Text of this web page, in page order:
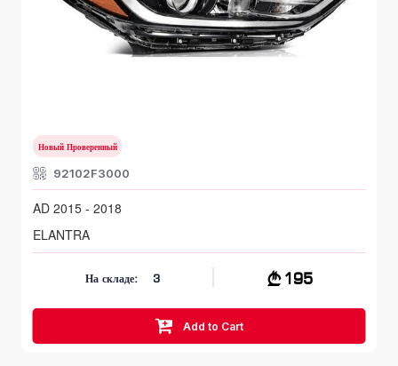
Новый Проверенный
92102F3000
AD 2015 - 2018
ELANTRA
На складе: 3 195
Add to Cart